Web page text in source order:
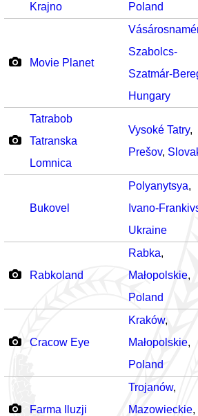
Krajno
Poland
Movie Planet
Szabolcs-
Szatmár-
Hungary
Tatrabob
Tatranska
Lomnica
Vysoké Tatry,
Prešov,
Bukovel
Polyanytsya,
Ivano-
Ukraine
Rabkoland
Rabka,
Małopolskie,
Poland
Cracow Eye
Kraków,
Małopolskie,
Poland
Farma Iluzji
Trojanów,
Mazowieckie,